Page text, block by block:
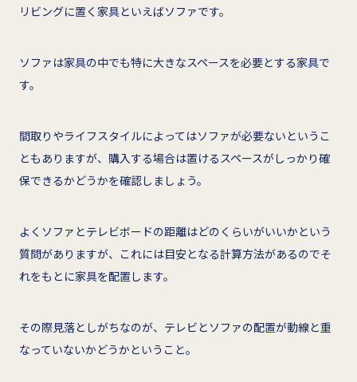
リビングに置く家具といえばソファです。
ソファは家具の中でも特に大きなスペースを必要とする家具で
す。
間取りやライフスタイルによってはソファが必要ないというこ
ともありますが、購入する場合は置けるスペースがしっかり確
保できるかどうかを確認しましょう。
よくソファとテレビボードの距離はどのくらいがいいかという
質問がありますが、これには目安となる計算方法があるのでそ
れをもとに家具を配置します。
その際見落としがちなのが、テレビとソファの配置が動線と重
なっていないかどうかということ。